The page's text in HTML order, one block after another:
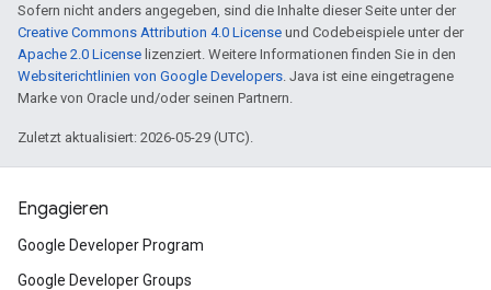
Sofern nicht anders angegeben, sind die Inhalte dieser Seite unter der
Creative Commons Attribution 4.0 License und Codebeispiele unter der
Apache 2.0 License lizenziert. Weitere Informationen finden Sie in den
Websiterichtlinien von Google Developers . Java ist eine eingetragene
Marke von Oracle und/oder seinen Partnern.
Zuletzt aktualisiert: 2026-05-29 (UTC).
Engagieren
Google Developer Program
Google Developer Groups